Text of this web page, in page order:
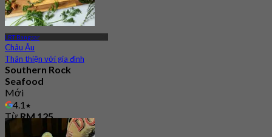
LRT Bangsar
Châu Âu
Thân thiện với gia đình
Southern Rock
Seafood
Mới
4.1
TừRM 125